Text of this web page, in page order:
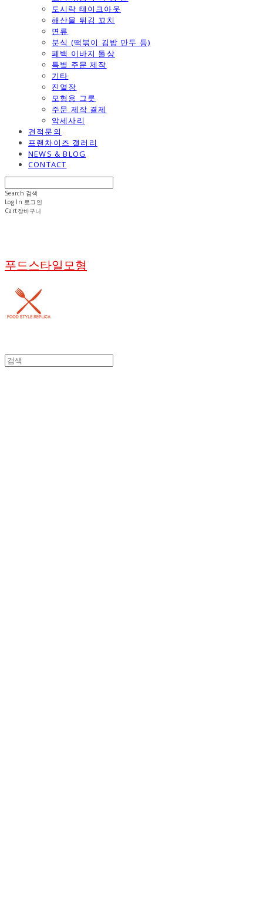
도시락 테이크아웃
해산물 튀김 꼬치
면류
분식 (떡볶이 김밥 만두 등)
폐백 이바지 돌상
특별 주문 제작
기타
진열장
모형용 그릇
주문 제작 결제
악세사리
견적문의
프랜차이즈 갤러리
NEWS & BLOG
CONTACT
Search 검색
Log In 로그인
Cart장바구니
푸드스타일모형